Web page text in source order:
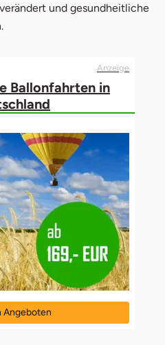
und gesundheitliche
Anzeige
Ballonfahrten in
Angeboten